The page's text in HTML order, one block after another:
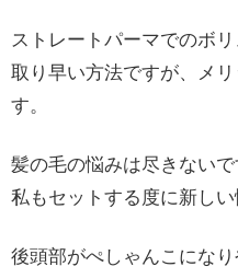
ストレートパーマでのボ
取り早い方法ですが、メ
す。
髪の毛の悩みは尽きないで
私もセットする度に新し
後頭部がぺしゃんこにな